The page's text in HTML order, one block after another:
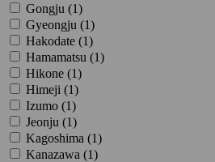
Gongju (1)
Gyeongju (1)
Hakodate (1)
Hamamatsu (1)
Hikone (1)
Himeji (1)
Izumo (1)
Jeonju (1)
Kagoshima (1)
Kanazawa (1)